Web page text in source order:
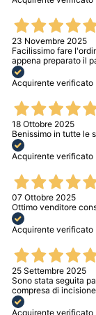
23 Novembre 2025
Facilissimo fare
appena preparato il
Acquirente verificato
18 Ottobre 2025
Benissimo in tutte le
Acquirente verificato
07 Ottobre 2025
Ottimo venditore
Acquirente verificato
25 Settembre 2025
Sono stata seguita
compresa di
Acquirente verificato